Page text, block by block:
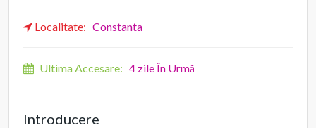
Localitate: Constanta
Ultima Accesare: 4 zile În Urmă
Introducere